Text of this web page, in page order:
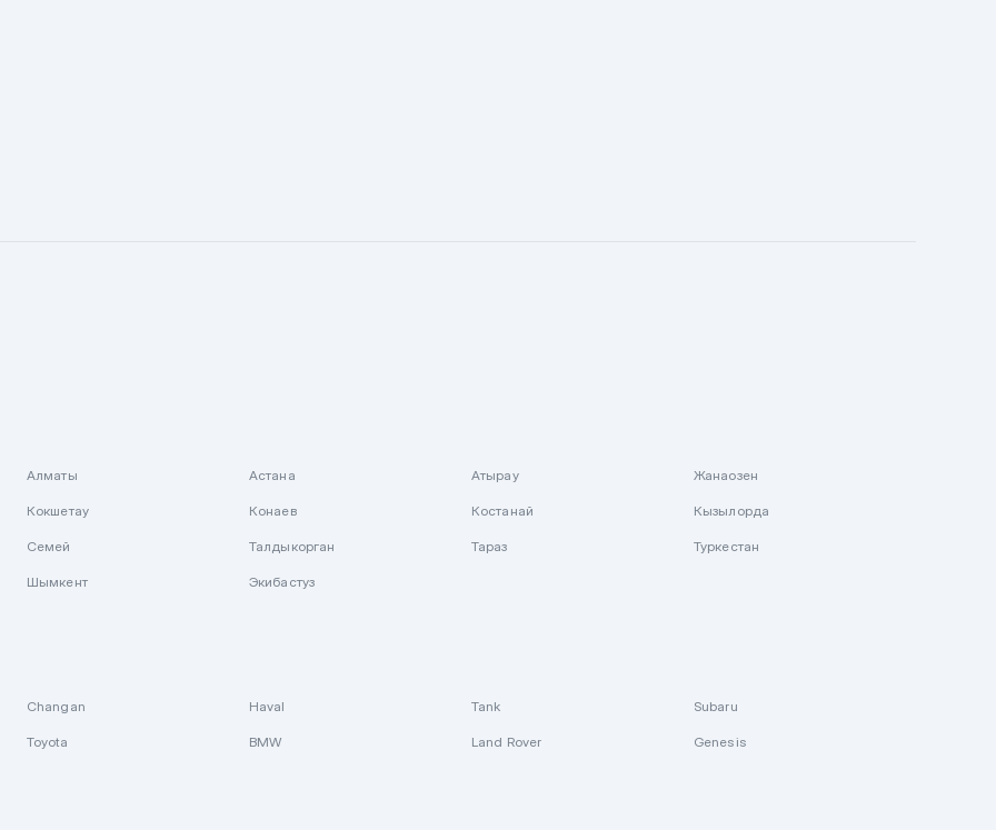
Алматы Астана Атырау Жанаозен
Кокшетау Конаев Костанай Кызылорда
Семей Талдыкорган Тараз Туркестан
Шымкент Экибастуз
Changan Haval Tank Subaru
Toyota BMW Land Rover Genesis